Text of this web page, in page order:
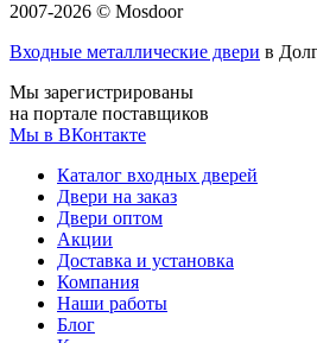
2007-2026 © Mosdoor
Входные металлические двери в
Мы зарегистрированы
на портале поставщиков
Мы в ВКонтакте
Каталог входных дверей
Двери на заказ
Двери оптом
Акции
Доставка и установка
Компания
Наши работы
Блог